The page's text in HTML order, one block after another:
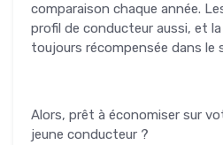
comparaison chaque année.
profil de conducteur aussi, et
toujours récompensée dans le
Alors, prêt à économiser sur
jeune conducteur ?